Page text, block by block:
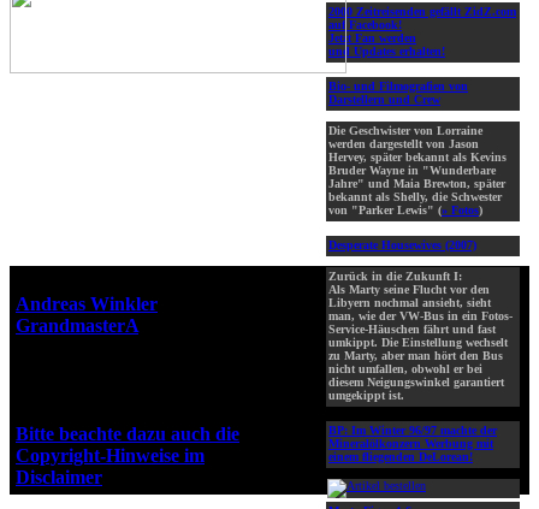
2000 Zeitreisenden gefällt ZidZ.com
auf Facebook!
Jetzt Fan werden
und Updates erhalten!
Bio- und Filmografien von
Darstellern und Crew
Die Geschwister von Lorraine
werden dargestellt von Jason
Hervey, später bekannt als Kevins
Bruder Wayne in "Wunderbare
Jahre" und Maia Brewton, später
bekannt als Shelly, die Schwester
von "Parker Lewis" (» Fotos)
Desperate Housewives (2007)
Zurück in die Zukunft I:
Als Marty seine Flucht vor den
Libyern nochmal ansieht, sieht
man, wie der VW-Bus in ein Fotos-
Service-Häuschen fährt und fast
umkippt. Die Einstellung wechselt
zu Marty, aber man hört den Bus
nicht umfallen, obwohl er bei
diesem Neigungswinkel garantiert
umgekippt ist.
BP: Im Winter 96/97 machte der
Mineralölkonzern Werbung mit
einem fliegenden DeLorean!
Andreas Winkler
GrandmasterA
Bitte beachte dazu auch die
Copyright-Hinweise im
Disclaimer